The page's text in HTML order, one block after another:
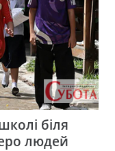
біля
людей